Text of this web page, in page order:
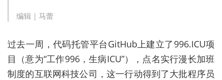
编辑｜马蕾
过去一周，代码托管平台GitHub上建立了996.ICU项
目（意为“工作996，生病ICU”），点名实行漫长加班
制度的互联网科技公司，这一行动得到了大批程序员